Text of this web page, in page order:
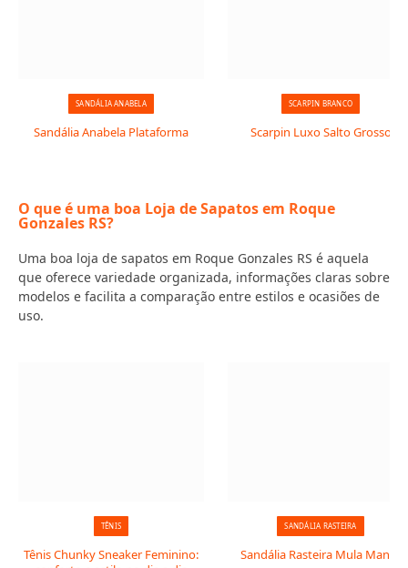
SANDÁLIA ANABELA
Sandália Anabela Plataforma
SCARPIN BRANCO
Scarpin Luxo Salto Grosso
O que é uma boa Loja de Sapatos em Roque
Gonzales RS?
Uma boa loja de sapatos em Roque Gonzales RS é aquela
que oferece variedade organizada, informações claras sobre
modelos e facilita a comparação entre estilos e ocasiões de
uso.
TÊNIS
Tênis Chunky Sneaker Feminino:
SANDÁLIA RASTEIRA
Sandália Rasteira Mula Manca